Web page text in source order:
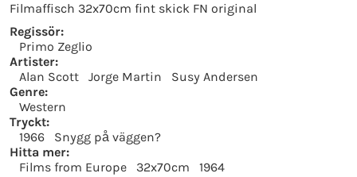
Filmaffisch 32x70cm fint skick FN original
Regissör:
Primo Zeglio
Artister:
Alan Scott
Jorge Martin
Susy Andersen
Genre:
Western
Tryckt:
1966
Snygg på väggen?
Hitta mer:
Films from Europe
32x70cm 1964